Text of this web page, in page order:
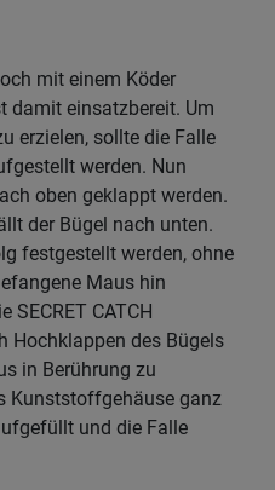
mit einem Köder
damit einsatzbereit. Um
erzielen, sollte die Falle
werden. Nun
oben geklappt werden.
der Bügel nach unten.
festgestellt werden, ohne
Maus hin
SECRET CATCH
Hochklappen des Bügels
in Berührung zu
Kunststoffgehäuse ganz
und die Falle